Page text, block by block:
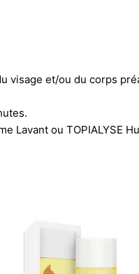
visage et/ou du corps
Lavant ou TOPIALYSE